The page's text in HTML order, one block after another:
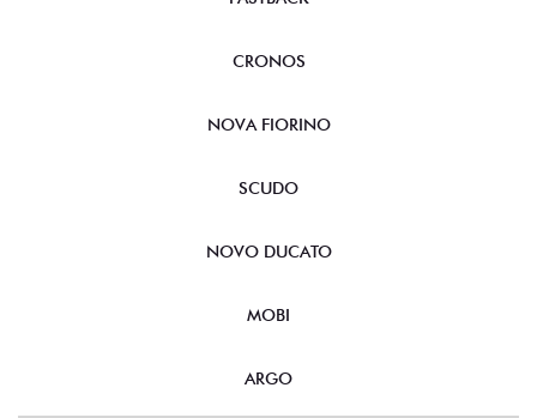
CRONOS
NOVA FIORINO
SCUDO
NOVO DUCATO
MOBI
ARGO